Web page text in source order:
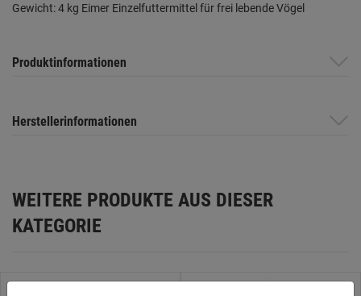
Gewicht: 4 kg Eimer Einzelfuttermittel für frei lebende Vögel
Produktinformationen
Herstellerinformationen
WEITERE PRODUKTE AUS DIESER
KATEGORIE